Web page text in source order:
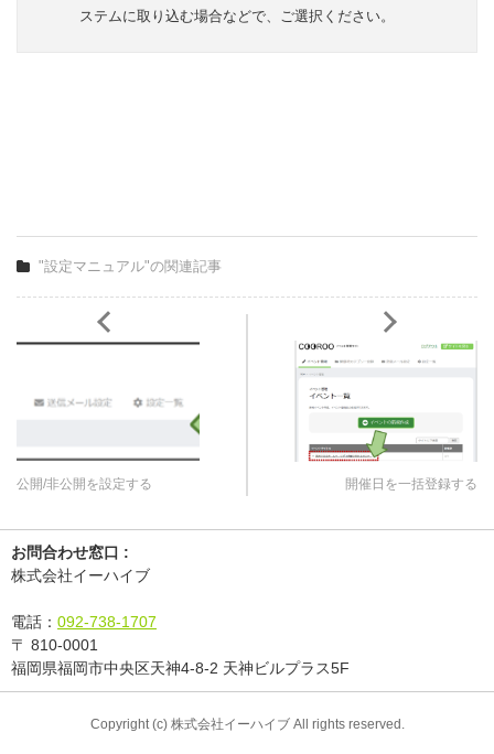
ステムに取り込む場合などで、ご選択ください。
"設定マニュアル"の関連記事
公開/非公開を設定する 開催日を一括登録する
お問合わせ窓口 :
株式会社イーハイブ
電話： 092-738-1707
〒 810-0001
福岡県福岡市中央区天神4-8-2 天神ビルプラス5F
Copyright (c) 株式会社イーハイブ All rights reserved.